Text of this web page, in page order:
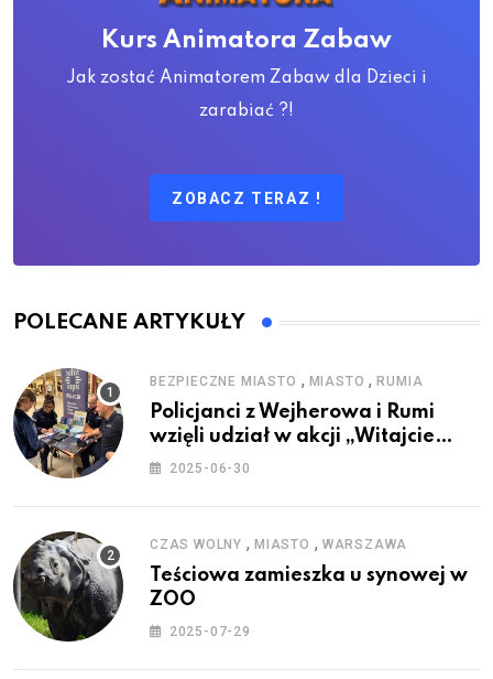
Kurs Animatora Zabaw
Jak zostać Animatorem Zabaw dla Dzieci i
zarabiać ?!
ZOBACZ TERAZ !
POLECANE ARTYKUŁY
BEZPIECZNE MIASTO , MIASTO ,RUMIA
Policjanci z Wejherowa i Rumi
wzięli udział w akcji „Witajcie
Wakacje”
2025-06-30
CZAS WOLNY , MIASTO , WARSZAWA
Teściowa zamieszka u synowej w
ZOO
2025-07-29